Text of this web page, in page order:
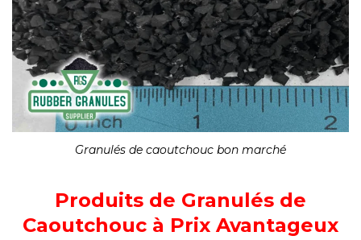
Granulés de caoutchouc bon marché
Produits de Granulés de
Caoutchouc à Prix Avantageux